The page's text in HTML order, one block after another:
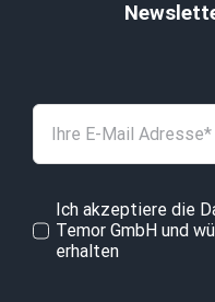
Ich akzeptiere die
Temor GmbH und
erhalten